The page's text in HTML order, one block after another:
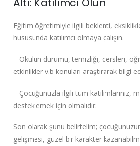
Altı: Katılımcı Olun
Eğitim öğretimiyle ilgili beklenti,
hususunda katılımcı olmaya çalışın.
– Okulun durumu, temizliği, dersleri,
etkinlikler v.b konuları araştırarak bilgi
– Çocuğunuzla ilgili tüm katılımlarınız,
desteklemek için olmalıdır.
Son olarak şunu belirtelim;
gelişmesi, güzel bir karakter